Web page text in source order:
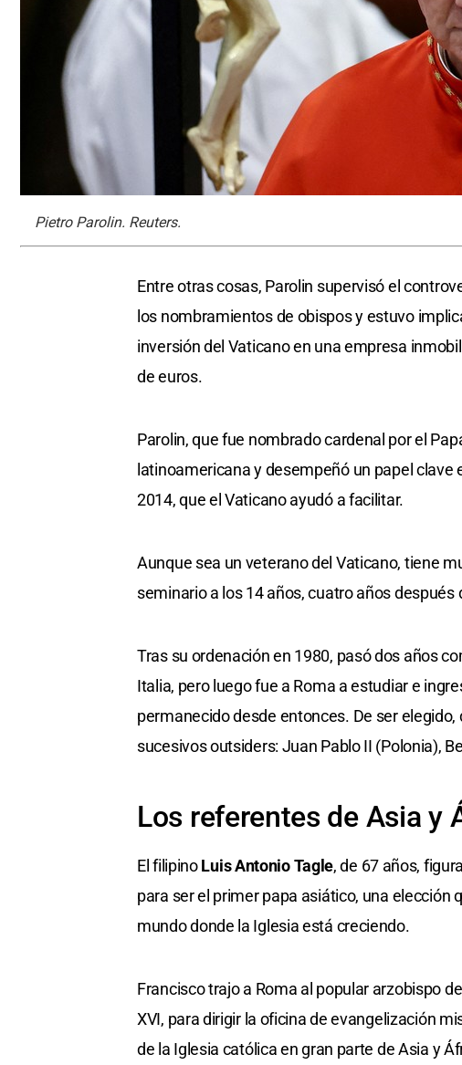
Pietro Parolin. Reuters.
Entre otras cosas, Parolin supervisó el
los nombramientos de obispos y estuvo
inversión del Vaticano en una empresa
de euros.
Parolin, que fue nombrado cardenal por el
latinoamericana y desempeñó un papel
2014, que el Vaticano ayudó a facilitar.
Aunque sea un veterano del Vaticano, tiene
seminario a los 14 años, cuatro años
Tras su ordenación en 1980, pasó dos años
Italia, pero luego fue a Roma a estudiar e
permanecido desde entonces. De ser
sucesivos outsiders: Juan Pablo II (Polonia),
Los referentes de Asia y
El filipinoLuis Antonio Tagle, de 67 años,
para ser el primer papa asiático, una elección
mundo donde la Iglesia está creciendo.
Francisco trajo a Roma al popular arzobispo
XVI, para dirigir la oficina de evangelización
de la Iglesia católica en gran parte de Asia y